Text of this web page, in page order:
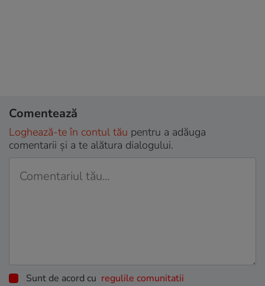
Comentează
Loghează-te în contul tău pentru a adăuga
comentarii și a te alătura dialogului.
Sunt de acord cu regulile comunitatii